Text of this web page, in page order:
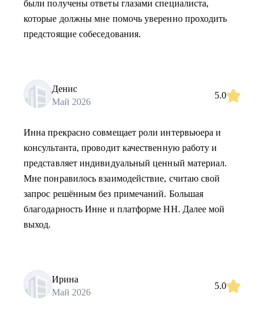
были получены ответы глазами специалиста,
которые должны мне помочь уверенно проходить
предстоящие собеседования.
Денис
Май 2026
5.0
Инна прекрасно совмещает роли интервьюера и
консультанта, проводит качественную работу и
представляет индивидуальный ценный материал.
Мне понравилось взаимодействие, считаю свой
запрос решённым без примечаний. Большая
благодарность Инне и платформе НН. Далее мой
выход.
Ирина
Май 2026
5.0